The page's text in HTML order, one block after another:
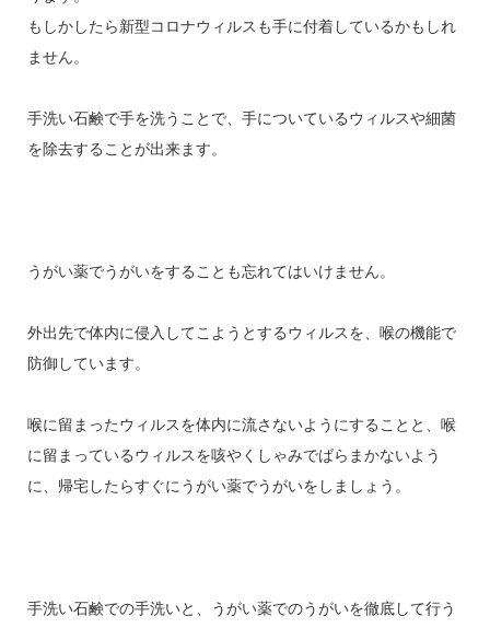
もしかしたら新型コロナウィルスも手に付着しているかもしれ
ません。
手洗い石鹸で手を洗うことで、手についているウィルスや細菌
を除去することが出来ます。
うがい薬でうがいをすることも忘れてはいけません。
外出先で体内に侵入してこようとするウィルスを、喉の機能で
防御しています。
喉に留まったウィルスを体内に流さないようにすることと、喉
に留まっているウィルスを咳やくしゃみでばらまかないよう
に、帰宅したらすぐにうがい薬でうがいをしましょう。
手洗い石鹸での手洗いと、うがい薬でのうがいを徹底して行う